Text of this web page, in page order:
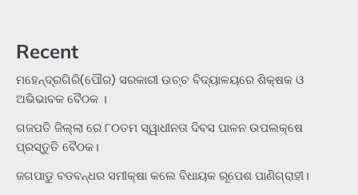
Recent
ମହେନ୍ଦ୍ରଗିରି(ପୌର) ସରକାରୀ ଉଚ୍ଚ ବିଦ୍ୟାଳୟରେ ଶିକ୍ଷକ ଓ
ଅଭିଭାବକ ବୈଠକ ।
ଗଜପତି ଜିଲ୍ଲା ରେ ୮୦ତମ ସ୍ୱାଧୀନତା ଦିବସ ପାଳନ ଉପଲକ୍ଷେ
ପ୍ରସ୍ତୁତି ବୈଠକ।
ଜଗପାଡୁ ବଡବନ୍ଧର ସମୀକ୍ଷା କଲେ ବିଧାୟକ ରୂପେଶ ପାଣିଗ୍ରାହୀ।